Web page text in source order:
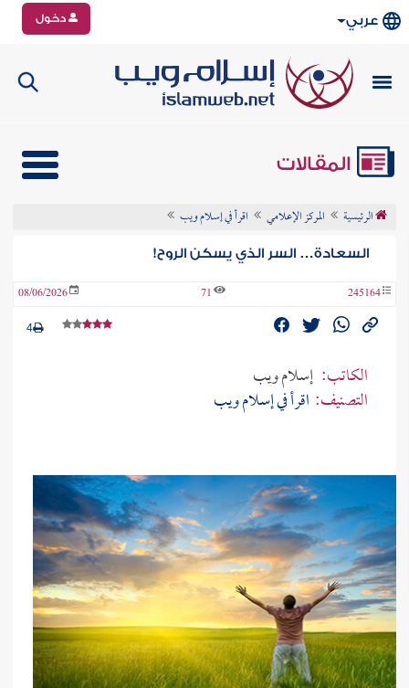
عربي دخول
المقالات
الرئيسية المركز الإعلامي اقرأ في إسلام ويب
السعادة… السر الذي يسكن الروح!
245164
71
08/06/2026
4
الكاتب: إسلام ويب
التصنيف: اقرأ في إسلام ويب